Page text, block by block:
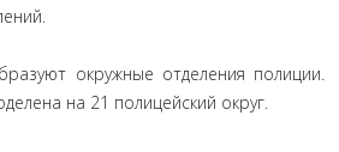
окружные отделения полиции.
на 21 полицейский округ.